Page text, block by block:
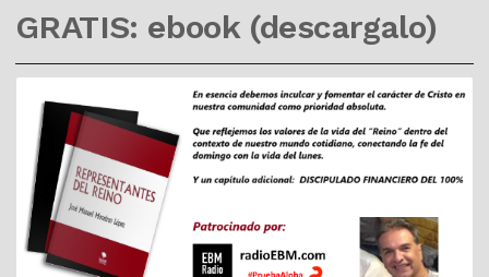
GRATIS: ebook (descargalo)